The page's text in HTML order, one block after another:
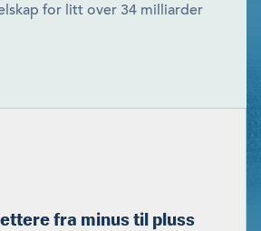
for litt over 34 milliarder
fra minus til pluss